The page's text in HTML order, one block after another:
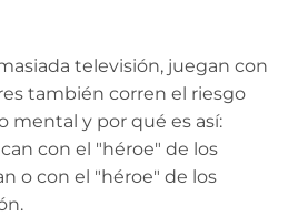
televisión, juegan con
también corren el riesgo
mental y por qué es así:
con el "héroe" de los
o con el "héroe" de los